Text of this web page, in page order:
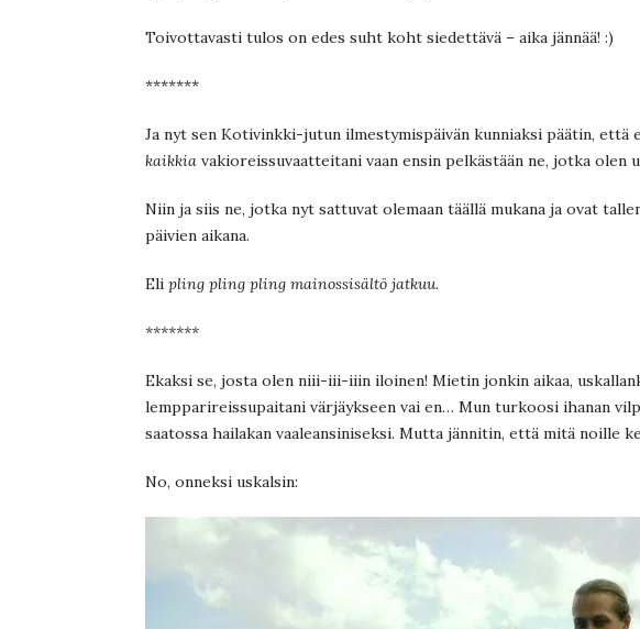
Toivottavasti tulos on edes suht koht siedettävä – aika jännää! :)
*******
Ja nyt sen Kotivinkki-jutun ilmestymispäivän kunniaksi päätin, että
kaikkia vakioreissuvaatteitani vaan ensin pelkästään ne, jotka olen
Niin ja siis ne, jotka nyt sattuvat olemaan täällä mukana ja ovat
päivien aikana.
Eli pling pling pling mainossisältö jatkuu.
*******
Ekaksi se, josta olen niii-iii-iiin iloinen! Mietin jonkin aikaa,
lempparireissupaitani värjäykseen vai en… Mun turkoosi ihanan
saatossa hailakan vaaleansiniseksi. Mutta jännitin, että mitä noille
No, onneksi uskalsin: